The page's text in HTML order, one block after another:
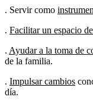
. Servir como
. Facilitar un espacio
. Ayudar a la toma de
de la familia.
. Impulsar cambios
día.